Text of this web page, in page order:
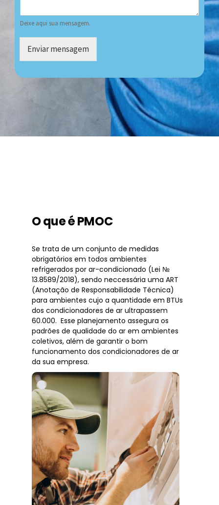
Deixe aqui sua mensagem.
Enviar mensagem
O que é PMOC
Se trata de um conjunto de medidas
obrigatórios em todos ambientes
refrigerados por ar-condicionado (Lei №
13.8589/2018), sendo neccessária uma ART
(Anotação de Responsabilidade Técnica)
para ambientes cujo a quantidade em BTUs
dos condicionadores de ar ultrapassem
60.000. Esse planejamento assegura os
padrões de qualidade do ar em ambientes
coletivos, além de garantir o bom
funcionamento dos condicionadores de ar
da sua empresa.